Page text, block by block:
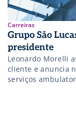
Carreiras
Grupo São
presidente
Leonardo Morelli
cliente e anuncia
serviços